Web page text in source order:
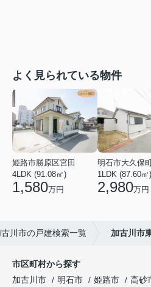
よく見られている物件
姫路市勝原区宮田
4LDK (91.08㎡)
1,580万円
明石市大久保
1LDK (87.60㎡)
2,980万円
川市の戸建検索一覧 加古川市
市区町村から探す
加古川市
明石市 姫路市 高砂